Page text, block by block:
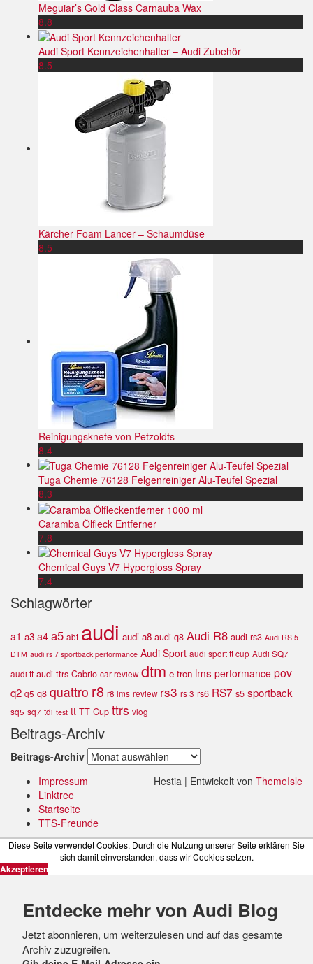
Meguiar’s Gold Class Carnauba Wax
8.8
Audi Sport Kennzeichenhalter – Audi Zubehör
8.5
Kärcher Foam Lancer – Schaumdüse
8.5
Reinigungsknete von Petzoldts
8.4
Tuga Chemie 76128 Felgenreiniger Alu-Teufel Spezial
8.3
Caramba Ölfleck Entferner
7.8
Chemical Guys V7 Hypergloss Spray
7.4
Schlagwörter
a1 a3 a4a5 abt audi audi a8 audi q8 Audi R8 audi rs3 Audi RS 5
DTM audi rs 7 sportback performance Audi Sport audi sport tt cup Audi SQ7
audi tt audi ttrs Cabrio car review dtm e-tron lms performance pov
q2 q5 q8 quattro r8 r8 lms review rs3 rs 3 rs6 RS7 s5 sportback
sq5 sq7 tdi test tt TT Cup ttrs vlog
Beitrags-Archiv
Beitrags-Archiv
Impressum
Linktree
Startseite
TTS-Freunde
Hestia | Entwickelt von ThemeIsle
Diese Seite verwendet Cookies. Durch die Nutzung unserer Seite erklären Sie
sich damit einverstanden, dass wir Cookies setzen.
Akzeptieren
Entdecke mehr von Audi Blog
Jetzt abonnieren, um weiterzulesen und auf das gesamte
Archiv zuzugreifen.